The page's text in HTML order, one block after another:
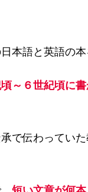
本語と英語の本
～６世紀頃に
で伝わってい